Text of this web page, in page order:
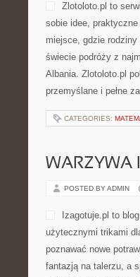
Zlotoloto.pl to
sobie idee,
miejsce, gdzie
świecie podróży z
Albania. Zlotoloto.pl
przemyślane i pełne
CATEGORIES:
WARZYWA
POSTED BY ADMIN
Izagotuje.pl to
użytecznymi trikami
poznawać nowe
fantazją na talerzu, a